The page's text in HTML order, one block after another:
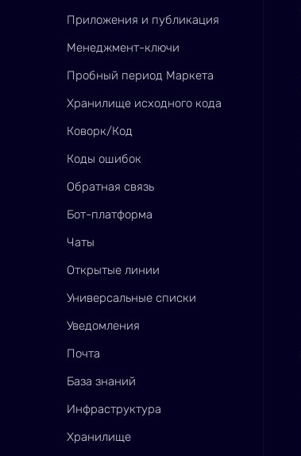
Приложения и публикация
Менеджмент-ключи
Пробный период Маркета
Хранилище исходного кода
Коворк/Код
Коды ошибок
Обратная связь
Бот-платформа
Чаты
Открытые линии
Универсальные списки
Уведомления
Почта
База знаний
Инфраструктура
Хранилище